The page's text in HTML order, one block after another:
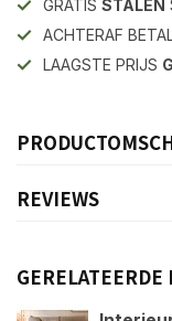
GRATIS STALEN
ACHTERAF
LAAGSTE PRIJS
REVIEWS
GERELATEERDE